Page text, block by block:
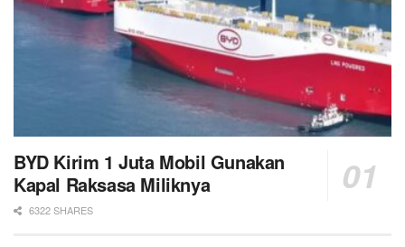
BYD Kirim 1 Juta Mobil Gunakan
Kapal Raksasa Miliknya
6322 SHARES